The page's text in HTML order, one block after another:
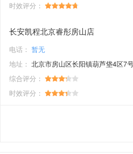
时效评分：
长安凯程北京睿彤房山店
电话： 暂无
地址： 北京市房山区长阳镇葫芦垡4区7
综合评分：
时效评分：